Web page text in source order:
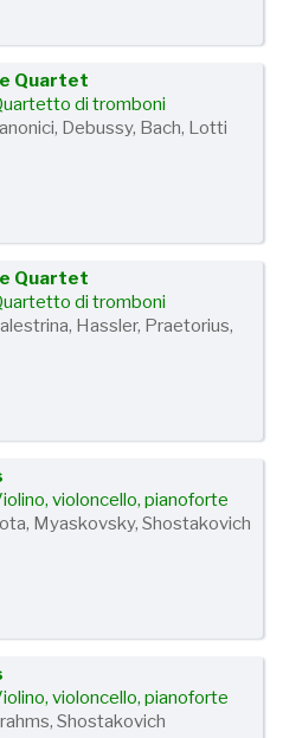
Quartet
di tromboni
Debussy, Bach, Lotti
Quartet
di tromboni
Hassler, Praetorius,
violoncello, pianoforte
Myaskovsky, Shostakovich
violoncello, pianoforte
Shostakovich